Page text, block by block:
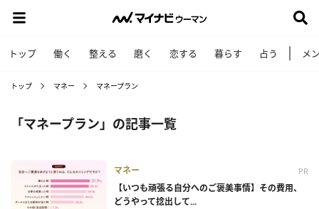
トップ 働く 整える 磨く 恋する 暮らす 占う メ
トップ マネー マネープラン
「マネープラン」の記事一覧
マネー PR
【いつも頑張る自分へのご褒美事情】その費用、
どうやって捻出して...